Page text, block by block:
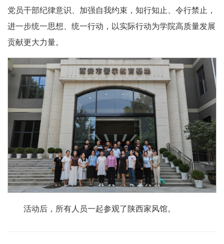
党员干部纪律意识、加强自我约束，知行知止、令行禁止，
进一步统一思想、统一行动，以实际行动为学院高质量发展
贡献更大力量。
活动后，所有人员一起参观了陕西家风馆。